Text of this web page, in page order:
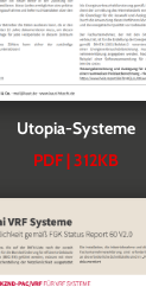
Utopia-Systeme
PDF | 312KB